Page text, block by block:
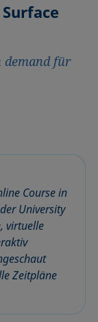
demand für
Course in
University
virtuelle
Zeitpläne